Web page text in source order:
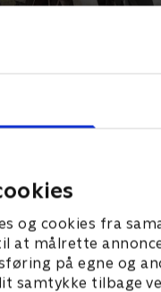
og cookies fra
at målrette
på egne og
samtykke tilbage
1917.
til hæren,
kollega Thomas
2022 • 53 min